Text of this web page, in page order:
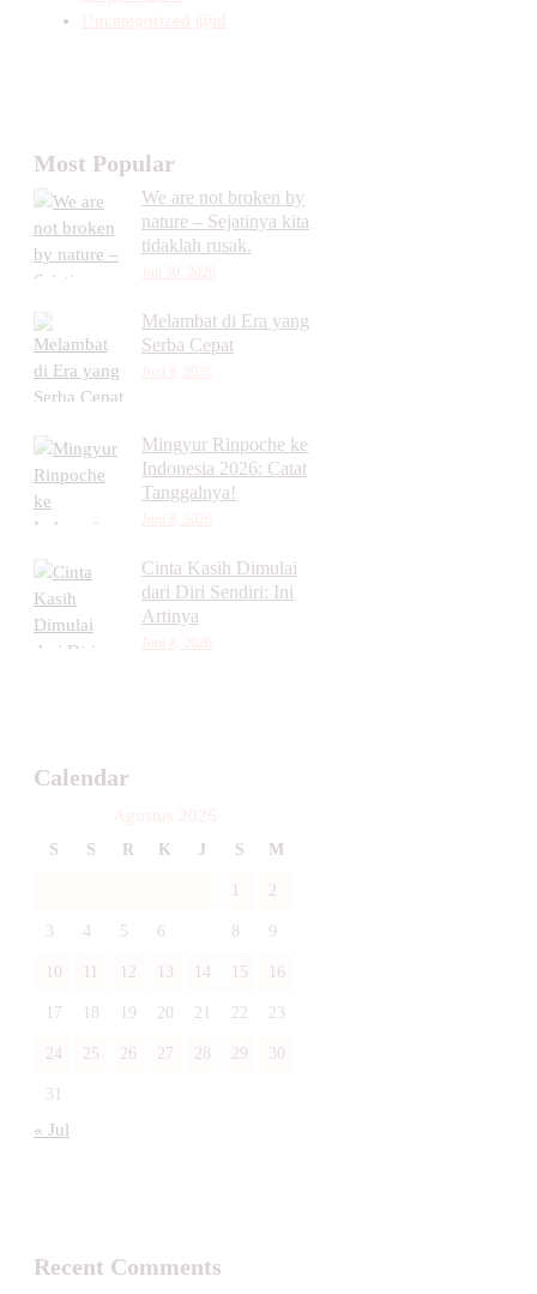
Most Popular
We are not broken by
nature – Sejatinya kita
tidaklah rusak.
Melambat di Era yang
Serba Cepat
Mingyur Rinpoche ke
Indonesia 2026: Catat
Tanggalnya!
Cinta Kasih Dimulai
dari Diri Sendiri: Ini
Artinya
Calendar
S S R K J S M
1 2
3 4 5 6 8 9
10 11 12 13 14 15 16
17 18 19 20 21 22 23
24 25 26 27 28 29 30
31
« Jul
Recent Comments